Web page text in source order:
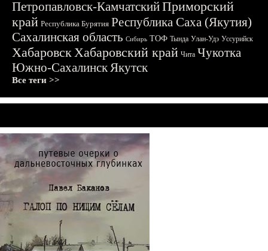
Петропавловск-КамчатскийПриморский
край Республика Бурятия Республика Саха (Якутия)
Сахалинская область Сибирь ТОФ Тында Улан-Удэ Уссурийск
ХабаровскХабаровский край Чита Чукотка
Южно-СахалинскЯкутск
Все теги >>